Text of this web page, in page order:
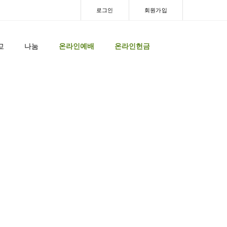
회원가입
로그인
나눔 온라인예배 온라인헌금